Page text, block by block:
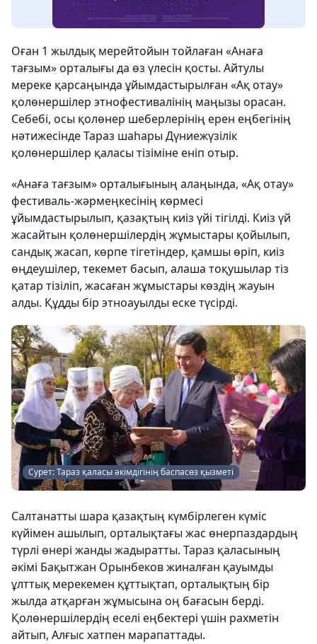
Оған 1 жылдық мерейтойын тойлаған «Анаға
тағзым» орталығы да өз үлесін қосты. Айтулы
мереке қарсаңында ұйымдастырылған «Ақ отау»
қолөнершілер этнофестивалінің маңызы орасан.
Себебі, осы қолөнер шеберлерінің ерен еңбегінің
нәтижесінде Тараз шаһары Дүниежүзілік
қолөнершілер қаласы тізіміне еніп отыр.
«Анаға тағзым» орталығының алаңында, «Ақ отау»
фестиваль-жәрмеңкесінің көрмесі
ұйымдастырылып, қазақтың киіз үйі тігілді. Киіз үй
жасайтын қолөнершілердің жұмыстары қойылып,
сандық жасап, көрпе тігетіндер, қамшы өріп, киіз
өңдеушілер, текемет басып, алаша тоқушылар тіз
қатар тізіліп, жасаған жұмыстары көздің жауын
алды. Құдды бір этноауылды еске түсірді.
Сурет: Тараз қаласы әкімдігінің баспасөз қызметі
Салтанатты шара қазақтың күмбірлеген күміс
күйімен ашылып, орталықтағы жас өнерпаздардың
түрлі өнері жанды жадыратты. Тараз қаласының
әкімі Бақытжан Орынбеков жиналған қауымды
ұлттық мерекемен құттықтап, орталықтың бір
жылда атқарған жұмысына оң бағасын берді.
Қолөнершілердің еселі еңбектері үшін рахметін
айтып, Алғыс хатпен марапаттады.